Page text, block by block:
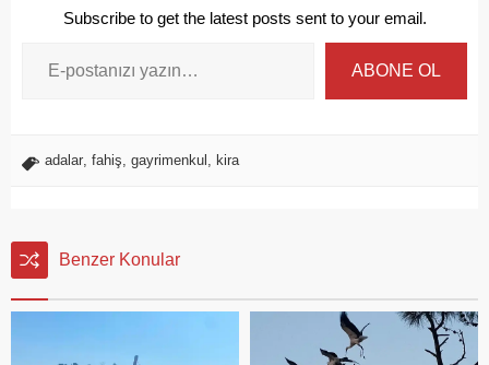
Subscribe to get the latest posts sent to your email.
ABONE OL
adalar fahiş gayrimenkul kira
Benzer Konular